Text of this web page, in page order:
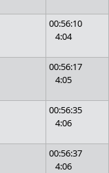
00:56:10
4:04
00:56:17
4:05
00:56:35
4:06
00:56:37
4:06